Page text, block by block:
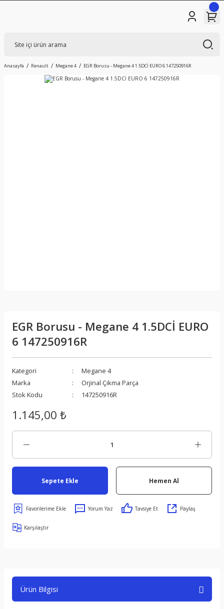
Anasayfa Renault Megane 4 EGR Borusu - Megane 4 1.5DCİ EURO 6 147250916R
EGR Borusu - Megane 4 1.5DCİ EURO
6 147250916R
Kategori
Megane 4
Marka
Orjinal Çıkma Parça
Stok Kodu
147250916R
1.145,00 ₺
Sepete Ekle Hemen Al
Yorum Yaz Tavsiye Et Paylaş
Karşılaştır
Ürün Bilgisi